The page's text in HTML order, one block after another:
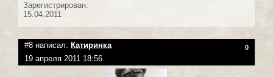
Зарегистрирован:
15.04.2011
#8 написал: Катиринка 0
19 апреля 2011 18:56